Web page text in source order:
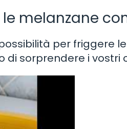
melanzane
per friggere
sorprendere i vostri